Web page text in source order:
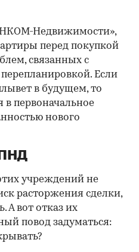
Недвижимости»,
перед покупкой
связанных с
Если
в будущем, то
первоначальное
нового
учреждений не
расторжения сделки,
А вот отказ их
повод задуматься: